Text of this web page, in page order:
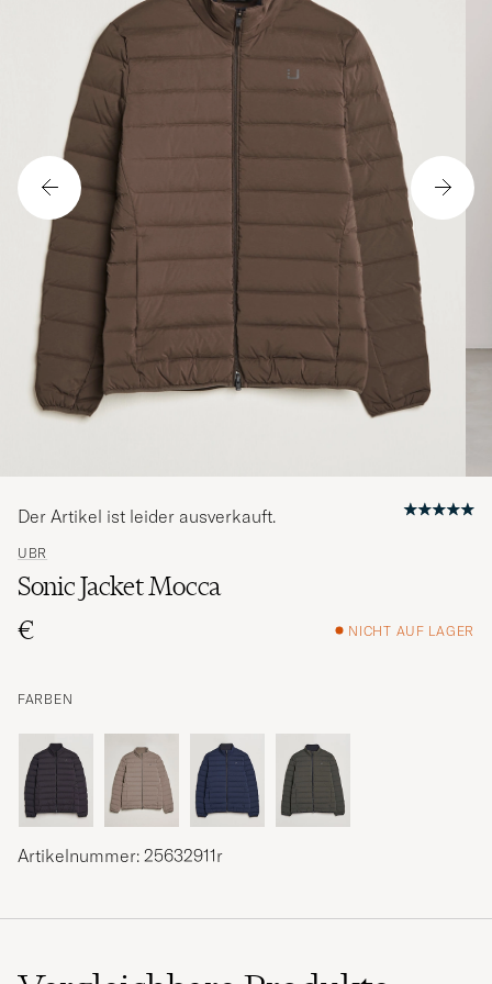
UBR
Sonic Jacket Mocca
€
NICHT AUF LAGER
FARBEN
Der Artikel ist leider ausverkauft.
Artikelnummer: 25632911r